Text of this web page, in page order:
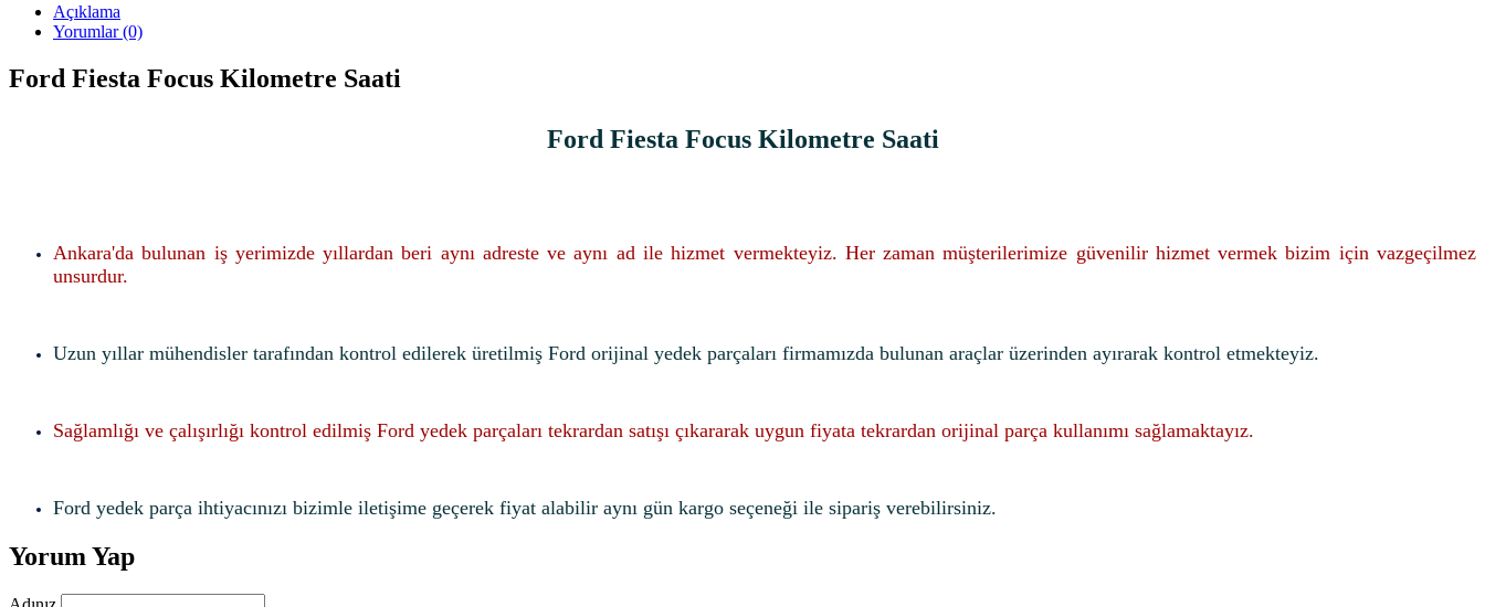
Açıklama
Yorumlar (0)
Ford Fiesta Focus Kilometre Saati
Ford Fiesta Focus Kilometre Saati
Ankara'da bulunan iş yerimizde yıllardan beri aynı adreste ve aynı ad ile hizmet vermekteyiz. Her zaman müşterilerimize güvenilir hizmet vermek bizim için vazgeçilmez
unsurdur.
Uzun yıllar mühendisler tarafından kontrol edilerek üretilmiş Ford orijinal yedek parçaları firmamızda bulunan araçlar üzerinden ayırarak kontrol etmekteyiz.
Sağlamlığı ve çalışırlığı kontrol edilmiş Ford yedek parçaları tekrardan satışı çıkararak uygun fiyata tekrardan orijinal parça kullanımı sağlamaktayız.
Ford yedek parça ihtiyacınızı bizimle iletişime geçerek fiyat alabilir aynı gün kargo seçeneği ile sipariş verebilirsiniz.
Yorum Yap